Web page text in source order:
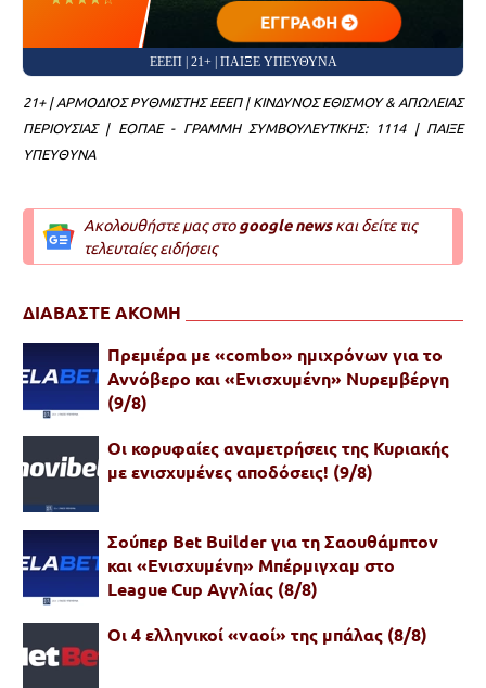
ΕΓΓΡΑΦΗ
ΕΕΕΠ | 21+ | ΠΑΙΞΕ ΥΠΕΥΘΥΝΑ
21+ | ΑΡΜΟΔΙΟΣ ΡΥΘΜΙΣΤΗΣ ΕΕΕΠ | ΚΙΝΔΥΝΟΣ ΕΘΙΣΜΟΥ & ΑΠΩΛΕΙΑΣ
ΠΕΡΙΟΥΣΙΑΣ | ΕΟΠΑΕ - ΓΡΑΜΜΗ ΣΥΜΒΟΥΛΕΥΤΙΚΗΣ: 1114 | ΠΑΙΞΕ
ΥΠΕΥΘΥΝΑ
Ακολουθήστε μας στοgoogle newsκαι δείτε τις
τελευταίες ειδήσεις
ΔΙΑΒΑΣΤΕ ΑΚΟΜΗ
Πρεμιέρα με «combo» ημιχρόνων για το
Αννόβερο και «Ενισχυμένη» Νυρεμβέργη
(9/8)
Oι κορυφαίες αναμετρήσεις της Κυριακής
με ενισχυμένες αποδόσεις! (9/8)
Σούπερ Bet Builder για τη Σαουθάμπτον
και «Ενισχυμένη» Μπέρμιγχαμ στο
League Cup Αγγλίας (8/8)
Οι 4 ελληνικοί «ναοί» της μπάλας (8/8)